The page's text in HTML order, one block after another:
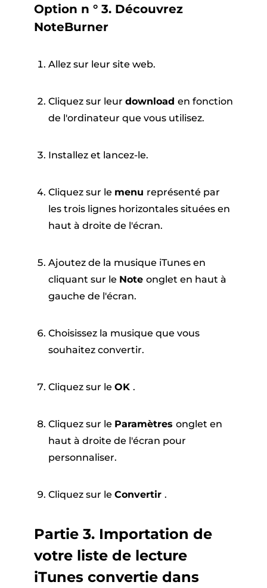
Option n ° 3. Découvrez
NoteBurner
Allez sur leur site web.
Cliquez sur leur download en fonction
de l'ordinateur que vous utilisez.
Installez et lancez-le.
Cliquez sur le menu représenté par
les trois lignes horizontales situées en
haut à droite de l'écran.
Ajoutez de la musique iTunes en
cliquant sur le Note onglet en haut à
gauche de l'écran.
Choisissez la musique que vous
souhaitez convertir.
Cliquez sur le OK .
Cliquez sur le Paramètres onglet en
haut à droite de l'écran pour
personnaliser.
Cliquez sur le Convertir .
Partie 3. Importation de
votre liste de lecture
iTunes convertie dans